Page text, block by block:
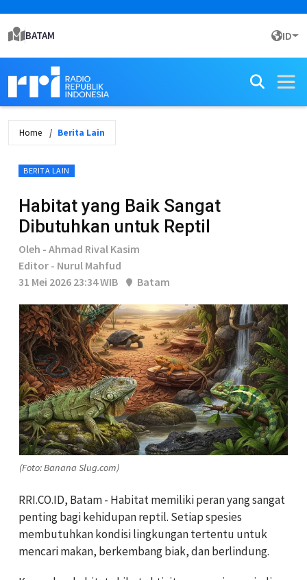
BATAM ID
Home Berita Lain
BERITA LAIN
Habitat yang Baik Sangat
Dibutuhkan untuk Reptil
Oleh - Ahmad Rival Kasim
Editor - Nurul Mahfud
31 Mei 2026 23:34 WIB
Batam
(Foto: Banana Slug.com)
RRI.CO.ID, Batam - Habitat memiliki peran yang sangat
penting bagi kehidupan reptil. Setiap spesies
membutuhkan kondisi lingkungan tertentu untuk
mencari makan, berkembang biak, dan berlindung.